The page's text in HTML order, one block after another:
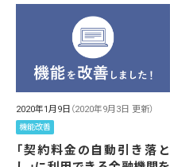
2020年1月9日 （2020年9月3日 更新）
機能改善
「契約料金の自動引き落と